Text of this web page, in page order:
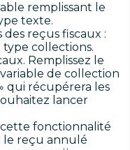
remplissant le
texte.
des reçus fiscaux :
type collections.
Remplissez le
de collection
qui récupérera les
lancer
fonctionnalité
reçu annulé